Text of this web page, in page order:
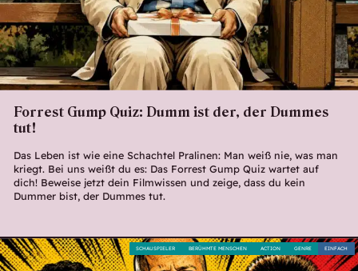
Forrest Gump Quiz: Dumm ist der, der Dummes
tut!
Das Leben ist wie eine Schachtel Pralinen: Man weiß nie, was man
kriegt. Bei uns weißt du es: Das Forrest Gump Quiz wartet auf
dich! Beweise jetzt dein Filmwissen und zeige, dass du kein
Dummer bist, der Dummes tut.
EINFACH
GENRE
ACTION
BERÜHMTE MENSCHEN
SCHAUSPIELER